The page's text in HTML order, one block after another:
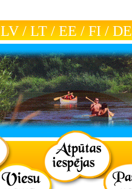
LV / LT / EE / FI / DE